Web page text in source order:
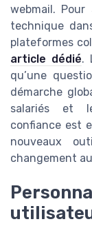
webmail.
technique
plateformes
article dédié.
qu’une
démarche
salariés et
confiance est
nouveaux
changement